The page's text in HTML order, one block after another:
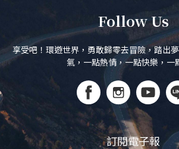
Follow Us
享受吧！環遊世界，勇敢歸零去冒險，踏出
氣，一點熱情，一點快樂，一
訂閱電子報